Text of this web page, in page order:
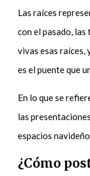
Las raíces
con el pasado,
vivas esas raíces,
es el puente que
En lo que se
las
espacios
¿Cómo